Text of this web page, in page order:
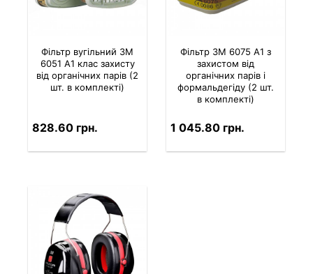
Фільтр вугільний 3M
6051 A1 клас захисту
від органічних парів (2
шт. в комплекті)
828.60 грн.
Фільтр 3M 6075 A1 з
захистом від
органічних парів і
формальдегіду (2 шт.
в комплекті)
1 045.80 грн.